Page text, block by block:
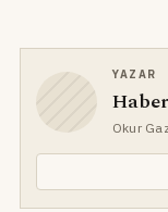
YAZAR
Okur